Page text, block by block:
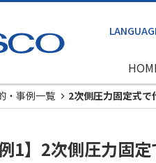
・事例一覧 2次側圧力固定式で
例1】2次側圧力固